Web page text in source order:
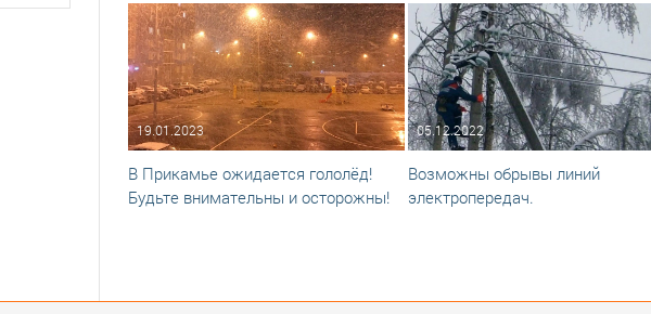
19.01.2023
В Прикамье ожидается гололёд!
Будьте внимательны и осторожны!
05.12.2022
Возможны обрывы линий
электропередач.